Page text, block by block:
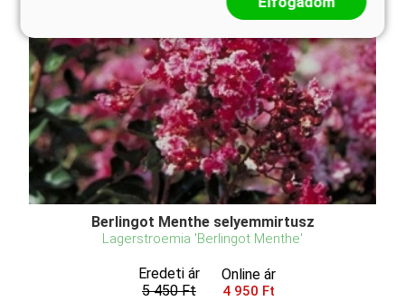
Berlingot Menthe selyemmirtusz
Lagerstroemia 'Berlingot Menthe'
Eredeti ár
5 450 Ft
Online ár
4 950 Ft